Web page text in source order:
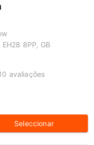
8PP, GB
avaliações
Seleccionar